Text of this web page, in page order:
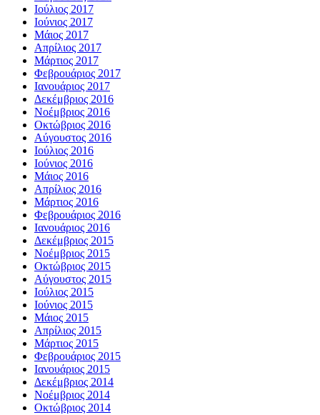
Ιούλιος 2017
Ιούνιος 2017
Μάιος 2017
Απρίλιος 2017
Μάρτιος 2017
Φεβρουάριος 2017
Ιανουάριος 2017
Δεκέμβριος 2016
Νοέμβριος 2016
Οκτώβριος 2016
Αύγουστος 2016
Ιούλιος 2016
Ιούνιος 2016
Μάιος 2016
Απρίλιος 2016
Μάρτιος 2016
Φεβρουάριος 2016
Ιανουάριος 2016
Δεκέμβριος 2015
Νοέμβριος 2015
Οκτώβριος 2015
Αύγουστος 2015
Ιούλιος 2015
Ιούνιος 2015
Μάιος 2015
Απρίλιος 2015
Μάρτιος 2015
Φεβρουάριος 2015
Ιανουάριος 2015
Δεκέμβριος 2014
Νοέμβριος 2014
Οκτώβριος 2014